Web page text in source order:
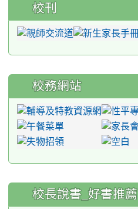
校刊
校務網站
:::
校長說書_好書推薦